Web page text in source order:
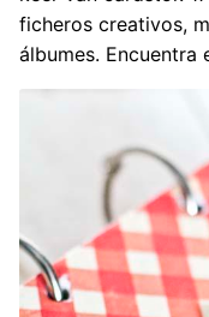
ficheros creativos,
álbumes. Encuentra